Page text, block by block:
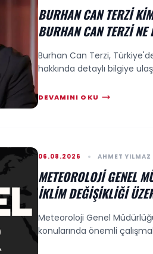
BURHAN CAN TERZI
BURHAN CAN TERZI NE
Burhan Can Terzi,
hakkında detaylı bilgiye
DEVAMINI OKU
06.08.2026 AHMET YILMAZ
METEOROLOJI GENEL
İKLIM DEĞIŞIKLIĞI
Meteoroloji Genel
konularında önemli